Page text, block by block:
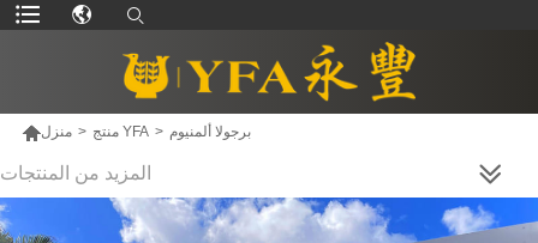
منزل > منتج YFA > برجولا ألمنيوم
المزيد من المنتجات